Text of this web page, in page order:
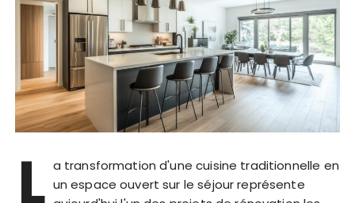
L a transformation d'une cuisine traditionnelle en
un espace ouvert sur le séjour représente